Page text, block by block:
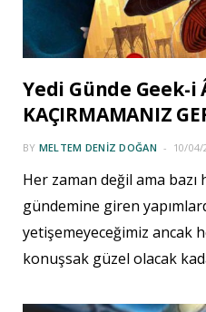
Yedi Günde Geek-i
KAÇIRMAMANIZ
BY MELTEM DENIZ DOĞAN 10/04/
Her zaman değil ama
gündemine giren
yetişemeyeceğimiz ancak
konuşsak güzel olacak